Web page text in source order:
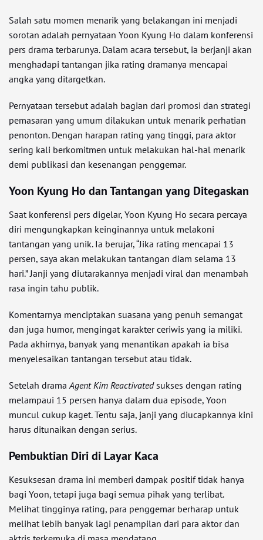
Salah satu momen menarik yang belakangan ini menjadi
sorotan adalah pernyataan Yoon Kyung Ho dalam konferensi
pers drama terbarunya. Dalam acara tersebut, ia berjanji akan
menghadapi tantangan jika rating dramanya mencapai
angka yang ditargetkan.
Pernyataan tersebut adalah bagian dari promosi dan strategi
pemasaran yang umum dilakukan untuk menarik perhatian
penonton. Dengan harapan rating yang tinggi, para aktor
sering kali berkomitmen untuk melakukan hal-hal menarik
demi publikasi dan kesenangan penggemar.
Yoon Kyung Ho dan Tantangan yang Ditegaskan
Saat konferensi pers digelar, Yoon Kyung Ho secara percaya
diri mengungkapkan keinginannya untuk melakoni
tantangan yang unik. Ia berujar, “Jika rating mencapai 13
persen, saya akan melakukan tantangan diam selama 13
hari.” Janji yang diutarakannya menjadi viral dan menambah
rasa ingin tahu publik.
Komentarnya menciptakan suasana yang penuh semangat
dan juga humor, mengingat karakter ceriwis yang ia miliki.
Pada akhirnya, banyak yang menantikan apakah ia bisa
menyelesaikan tantangan tersebut atau tidak.
Setelah dramaAgent Kim Reactivatedsukses dengan rating
melampaui 15 persen hanya dalam dua episode, Yoon
muncul cukup kaget. Tentu saja, janji yang diucapkannya kini
harus ditunaikan dengan serius.
Pembuktian Diri di Layar Kaca
Kesuksesan drama ini memberi dampak positif tidak hanya
bagi Yoon, tetapi juga bagi semua pihak yang terlibat.
Melihat tingginya rating, para penggemar berharap untuk
melihat lebih banyak lagi penampilan dari para aktor dan